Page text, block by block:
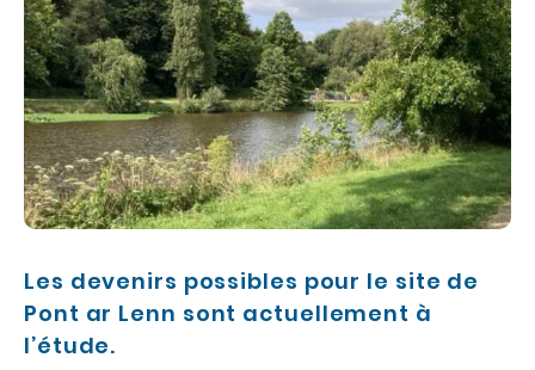
Les devenirs possibles pour le site de
Pont ar Lenn sont actuellement à
l’étude.